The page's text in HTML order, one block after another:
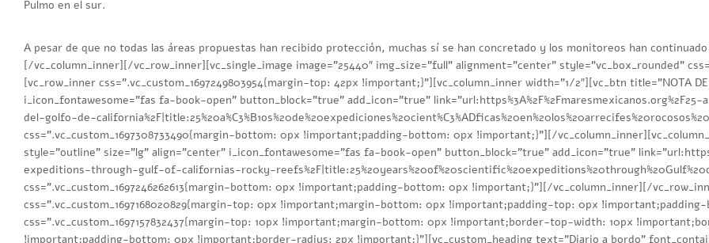
Pulmo en el sur.
A pesar de que no todas las áreas propuestas han recibido protección, muchas sí se han concretado y los monitoreos han